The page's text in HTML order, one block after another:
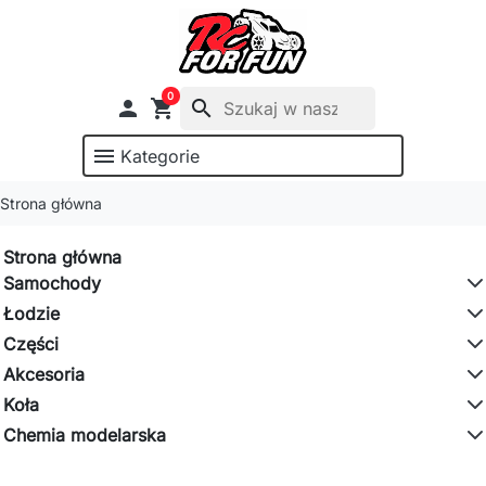
 shopping_cart
0
search
menu Kategorie
Strona główna
Strona główna
Samochody
Łodzie
Części
Akcesoria
Koła
Chemia modelarska